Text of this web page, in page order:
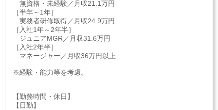
無資格・未経験／月収21.1万円
［半年～1年］
実務者研修取得／月収24.9万円
［入社1年～2年半］
ジュニアMGR／月収31.6万円
［入社2年半］
マネージャー／月収36万円以上
※経験・能力等を考慮。
【勤務時間・休日】
【日勤】